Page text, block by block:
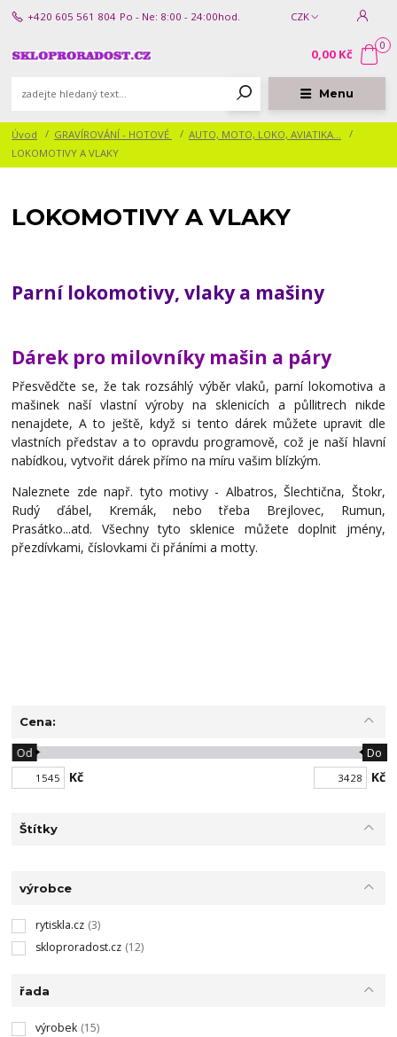
Menu
CZK
+420 605 561 804 Po - Ne: 8:00 - 24:00hod.
0
0,00 Kč
Úvod GRAVÍROVÁNÍ - HOTOVÉ
AUTO, MOTO, LOKO, AVIATIKA...
LOKOMOTIVY A VLAKY
LOKOMOTIVY A VLAKY
Parní lokomotivy, vlaky a mašiny
Dárek pro milovníky mašin a páry
Přesvědčte se, že tak rozsáhlý výběr vlaků, parní lokomotiva a
mašinek naší vlastní výroby na sklenicích a půllitrech nikde
nenajdete, A to ještě, když si tento dárek můžete upravit dle
vlastních představ a to opravdu programově, což je naší hlavní
nabídkou, vytvořit dárek přímo na míru vašim blízkým.
Naleznete zde např. tyto motivy - Albatros, Šlechtična, Štokr,
Rudý ďábel, Kremák, nebo třeba Brejlovec, Rumun,
Prasátko...atd. Všechny tyto sklenice můžete doplnit jmény,
přezdívkami, číslovkami či přáními a motty.
Cena:
Kč
Od Do
Kč
Štítky
výrobce
rytiskla.cz (3)
skloproradost.cz (12)
řada
výrobek (15)